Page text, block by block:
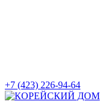
+7 (423) 226-94-64